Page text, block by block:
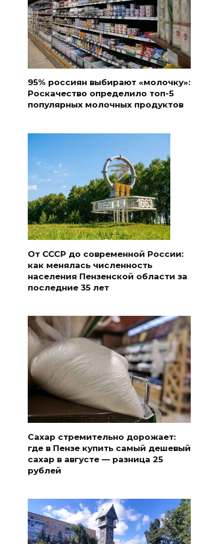
95% россиян выбирают «молочку»:
Роскачество определило топ-5
популярных молочных продуктов
От СССР до современной России:
как менялась численность
населения Пензенской области за
последние 35 лет
Сахар стремительно дорожает:
где в Пензе купить самый дешевый
сахар в августе — разница 25
рублей